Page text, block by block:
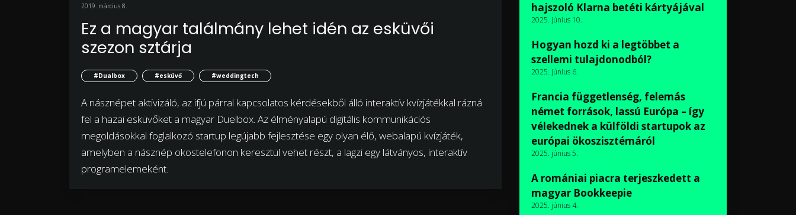
2019. március 8.
Ez a magyar találmány lehet idén az esküvői
szezon sztárja
#Dualbox #esküvő #weddingtech
A násznépet aktivizáló, az ifjú párral kapcsolatos kérdésekből álló interaktív kvízjátékkal rázná
fel a hazai esküvőket a magyar Duelbox. Az élményalapú digitális kommunikációs
megoldásokkal foglalkozó startup legújabb fejlesztése egy olyan élő, webalapú kvízjáték,
amelyben a násznép okostelefonon keresztül vehet részt, a lagzi egy látványos, interaktív
programelemeként.
hajszoló Klarna betéti kártyájával
2025. június 10.
Hogyan hozd ki a legtöbbet a
szellemi tulajdonodból?
2025. június 6.
Francia függetlenség, felemás
német források, lassú Európa – így
vélekednek a külföldi startupok az
európai ökoszisztémáról
2025. június 5.
A romániai piacra terjeszkedett a
magyar Bookkeepie
2025. június 4.